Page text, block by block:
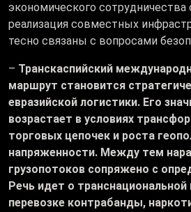
экономического сотрудничества
реализация совместных
тесно связаны с вопросами
– Транскаспийский
маршрут становится
евразийской логистики. Его
возрастает в условиях
торговых цепочек и роста
напряженности. Между тем
грузопотоков сопряжено с
Речь идет о транснациональной
перевозке контрабанды,